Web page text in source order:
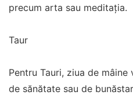
precum arta sau meditația.
Taur
Pentru Tauri, ziua de
de sănătate sau de